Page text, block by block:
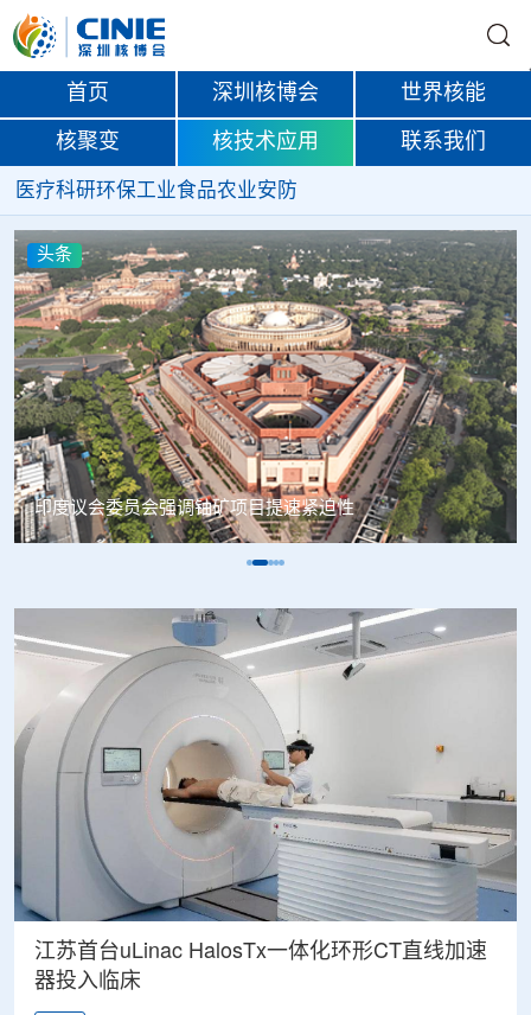
首页 深圳核博会 世界核能
核聚变 核技术应用 联系我们
医疗科研环保工业食品农业安防
头条
中核辐智正式设立 中国同辐持股90%打通核医疗全产业链
江苏首台uLinac HalosTx一体化环形CT直线加速
器投入临床